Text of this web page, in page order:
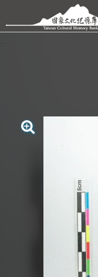
跳到主要內容區塊